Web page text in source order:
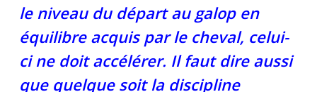
le niveau du départ au galop en
équilibre acquis par le cheval, celui-
ci ne doit accélérer. Il faut dire aussi
que quelque soit la discipline